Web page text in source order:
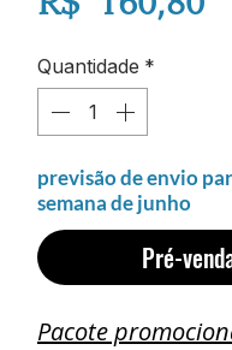
Quantidade *
previsão de envio
semana de junho
Pré-
Pacote